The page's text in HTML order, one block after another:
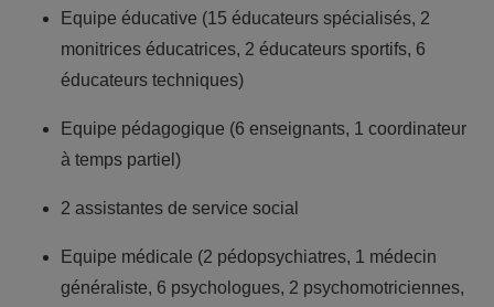
Equipe éducative (15 éducateurs spécialisés, 2
monitrices éducatrices, 2 éducateurs sportifs, 6
éducateurs techniques)
Equipe pédagogique (6 enseignants, 1 coordinateur
à temps partiel)
2 assistantes de service social
Equipe médicale (2 pédopsychiatres, 1 médecin
généraliste, 6 psychologues, 2 psychomotriciennes,